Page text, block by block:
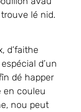
lé nid.
d’faithe
d’un
dé happer
en couleu
nou peut